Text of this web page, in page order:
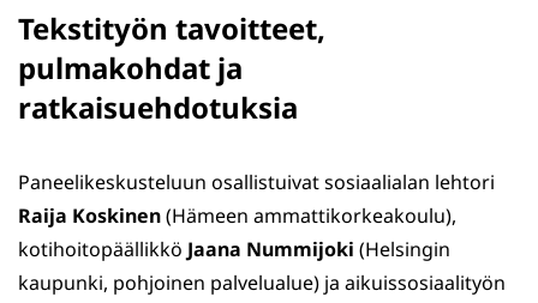
Tekstityön tavoitteet,
pulmakohdat ja
ratkaisuehdotuksia
Paneelikeskusteluun osallistuivat sosiaalialan lehtori
Raija Koskinen(Hämeen ammattikorkeakoulu),
kotihoitopäällikkö Jaana Nummijoki (Helsingin
kaupunki, pohjoinen palvelualue) ja aikuissosiaalityön